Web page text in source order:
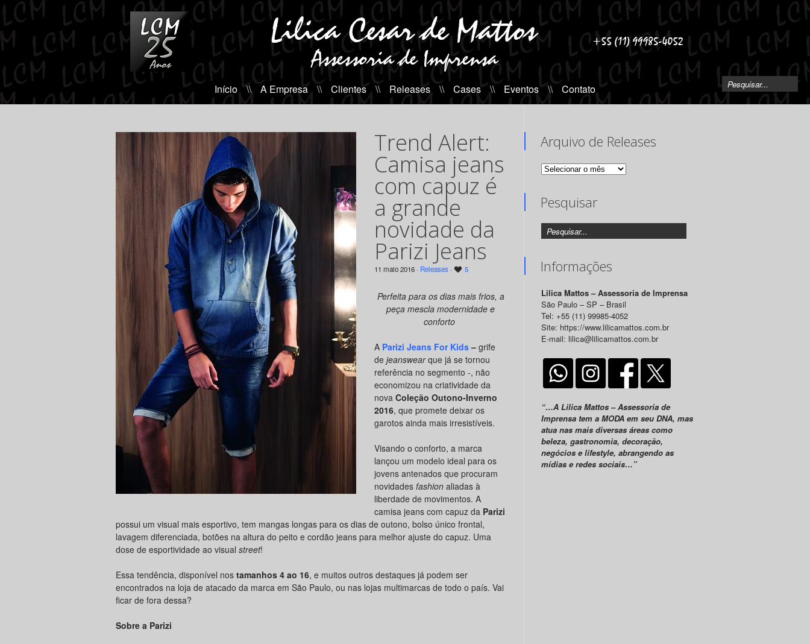
Início \\ A Empresa \\ Clientes \\ Releases \\ Cases \\ Eventos \\ Contato
Trend Alert:
Camisa jeans
com capuz é
a grande
novidade da
Parizi Jeans
11 maio 2016 · Releases · 5
Perfeita para os dias mais frios, a
peça mescla modernidade e
conforto
A Parizi Jeans For Kids – grife
de jeanswearque já se tornou
referência no segmento -, não
economizou na criatividade da
nova Coleção Outono-Inverno
2016, que promete deixar os
garotos ainda mais irresistíveis.
Visando o conforto, a marca
lançou um modelo ideal para os
jovens antenados que procuram
novidades fashion aliadas à
liberdade de movimentos. A
camisa jeans com capuz da Parizi
possui um visual mais esportivo, tem mangas longas para os dias de outono, bolso único frontal,
lavagem diferenciada, botões na altura do peito e cordão jeans para melhor ajuste do capuz. Uma
dose de esportividade ao visual street!
Essa tendência, disponível nos tamanhos 4 ao 16, e muitos outros destaques já podem ser
encontrados na loja de atacado da marca em São Paulo, ou nas lojas multimarcas de todo o país. Vai
ficar de fora dessa?
Sobre a Parizi
Arquivo de Releases
Arquivo
Pesquisar
Informações
Lilica Mattos – Assessoria de Imprensa
São Paulo – SP – Brasil
Tel: +55 (11) 99985-4052
Site: https://www.lilicamattos.com.br
E-mail: lilica@lilicamattos.com.br
“…A Lilica Mattos – Assessoria de
Imprensa tem a MODA em seu DNA, mas
atua nas mais diversas áreas como
beleza, gastronomia, decoração,
negócios e lifestyle, abrangendo as
mídias e redes sociais…”